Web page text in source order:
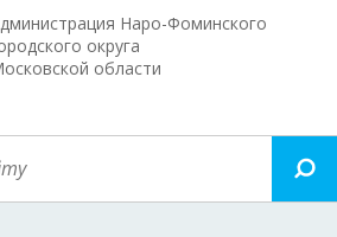
Наро-Фоминского
округа
области